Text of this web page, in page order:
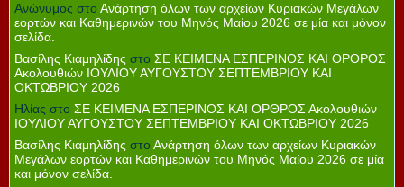
Ανώνυμος στο Ανάρτηση όλων των αρχείων Κυριακών Μεγάλων
εορτών και Καθημερινών του Μηνός Μαίου 2026 σε μία και μόνον
σελίδα.
Βασίλης Κιαμηλίδης στο ΣΕ ΚΕΙΜΕΝΑ ΕΣΠΕΡΙΝΟΣ ΚΑΙ ΟΡΘΡΟΣ
Ακολουθιών ΙΟΥΛΙΟΥ ΑΥΓΟΥΣΤΟΥ ΣΕΠΤΕΜΒΡΙΟΥ ΚΑΙ
ΟΚΤΩΒΡΙΟΥ 2026
Ηλίας στο ΣΕ ΚΕΙΜΕΝΑ ΕΣΠΕΡΙΝΟΣ ΚΑΙ ΟΡΘΡΟΣ Ακολουθιών
ΙΟΥΛΙΟΥ ΑΥΓΟΥΣΤΟΥ ΣΕΠΤΕΜΒΡΙΟΥ ΚΑΙ ΟΚΤΩΒΡΙΟΥ 2026
Βασίλης Κιαμηλίδης στο Ανάρτηση όλων των αρχείων Κυριακών
Μεγάλων εορτών και Καθημερινών του Μηνός Μαίου 2026 σε μία
και μόνον σελίδα.